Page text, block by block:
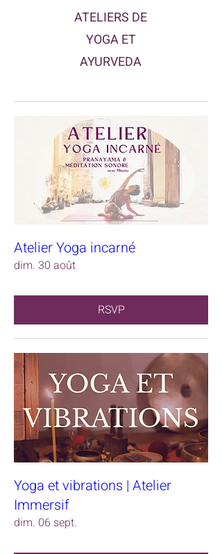
ATELIERS DE
YOGA ET
AYURVEDA
Atelier Yoga incarné
dim. 30 août
RSVP
Yoga et vibrations | Atelier
Immersif
dim. 06 sept.